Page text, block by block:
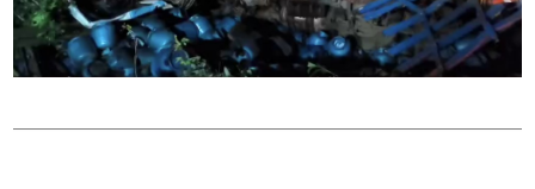
Utilidade
Pública
de